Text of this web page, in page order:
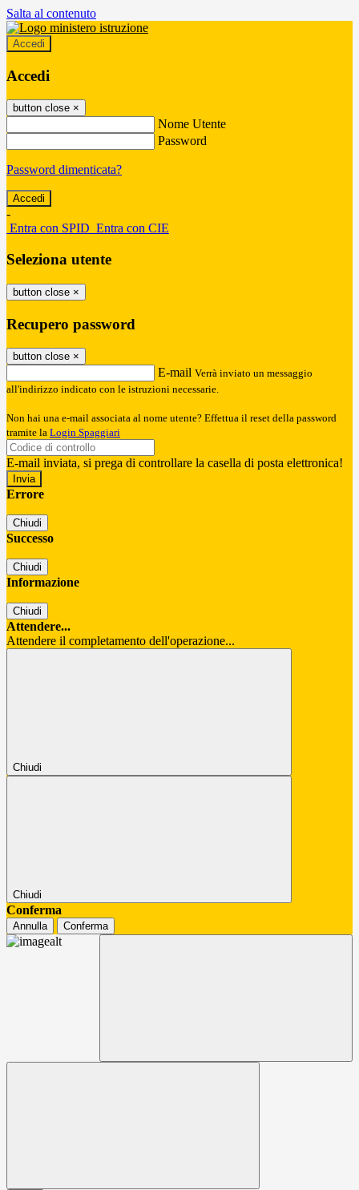
Salta al contenuto
Accedi
Accedi
button close ×
Nome Utente
Password
Password dimenticata?
-
Entra con SPID Entra con CIE
Seleziona utente
button close ×
Recupero password
button close ×
E-mail Verrà inviato un messaggio
all'indirizzo indicato con le istruzioni necessarie.
Non hai una e-mail associata al nome utente? Effettua il reset della password
tramite la Login Spaggiari
E-mail inviata, si prega di controllare la casella di posta elettronica!
Errore
Chiudi
Successo
Chiudi
Informazione
Chiudi
Attendere...
Attendere il completamento dell'operazione...
Chiudi
Chiudi
Conferma
Annulla Conferma